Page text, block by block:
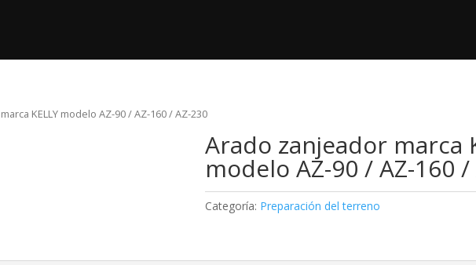
KELLY modelo AZ-90 / AZ-160 / AZ-230
Arado zanjeador marca
modelo AZ-90 / AZ-160 /
Categoría: Preparación del terreno